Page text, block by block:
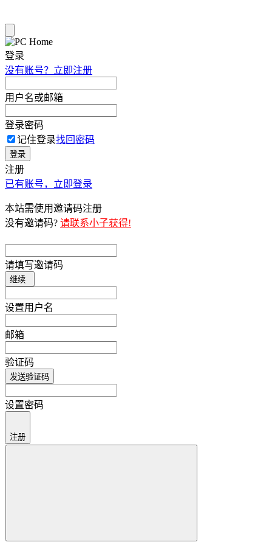
登录
没有账号？立即注册
用户名或邮箱
登录密码
记住登录找回密码
登录
注册
已有账号，立即登录
本站需使用邀请码注册
没有邀请码? 请联系小子获得!
请填写邀请码
继续
设置用户名
邮箱
验证码
发送验证码
设置密码
注册